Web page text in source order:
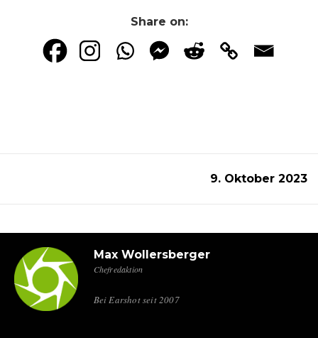
Share on:
9. Oktober 2023
Max Wollersberger
Chefredaktion
Bei Earshot seit 2007